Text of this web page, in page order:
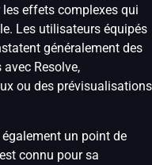
effets complexes qui
Les utilisateurs équipés
généralement des
Resolve,
ou des prévisualisations
un point de
connu pour sa